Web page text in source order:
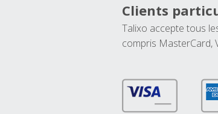
Clients
Talixo accepte tous
compris MasterCard,